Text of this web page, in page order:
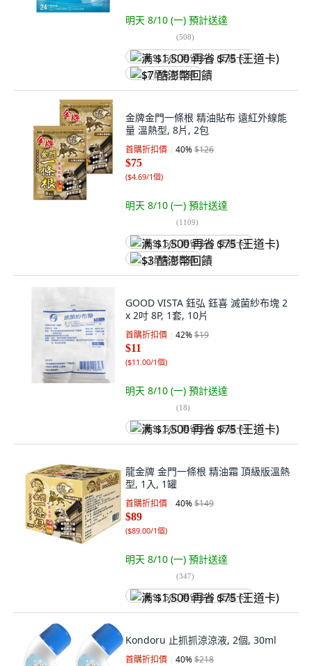
明天 8/10 (一) 預計送達
(508)
满 $1,500 再省 $75 (王道卡)
$7 酷澎幣回饋
金牌金門一條根 精油貼布 遠紅外線能
量 溫熱型, 8片, 2包
首購折扣價 40%$126
$75
($4.69/1個)
明天 8/10 (一) 預計送達
(1109)
满 $1,500 再省 $75 (王道卡)
$3 酷澎幣回饋
GOOD VISTA 鈺弘 鈺喜 滅菌紗布塊 2
x 2吋 8P, 1套, 10片
首購折扣價 42%$19
$11
($11.00/1個)
明天 8/10 (一) 預計送達
(18)
满 $1,500 再省 $75 (王道卡)
龍金牌 金門一條根 精油霜 頂級版溫熱
型, 1入, 1罐
首購折扣價 40%$149
$89
($89.00/1個)
明天 8/10 (一) 預計送達
(347)
满 $1,500 再省 $75 (王道卡)
Kondoru 止抓抓涼涼液, 2個, 30ml
首購折扣價 40%$218